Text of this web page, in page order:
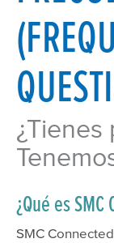
¿Tienes
¿Qué es
SMC